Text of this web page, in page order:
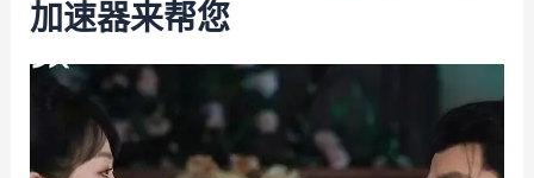
加速器来帮您